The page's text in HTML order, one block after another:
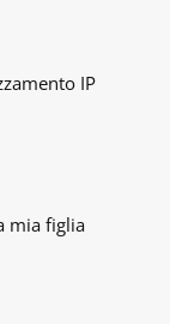
IP
mia figlia